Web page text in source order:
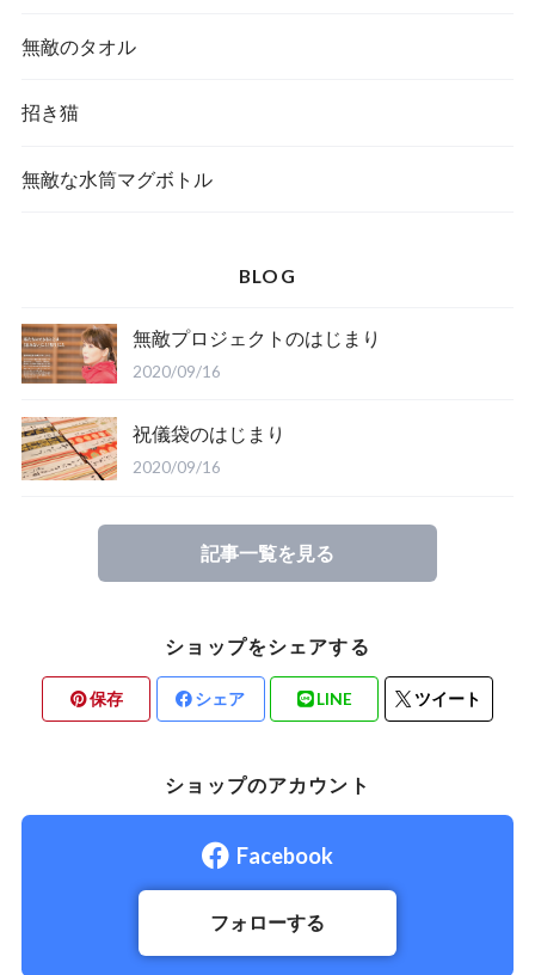
無敵のタオル
招き猫
無敵な水筒マグボトル
BLOG
無敵プロジェクトのはじまり
2020/09/16
祝儀袋のはじまり
2020/09/16
記事一覧を見る
ショップをシェアする
保存 シェア LINE ツイート
ショップのアカウント
Facebook
フォローする